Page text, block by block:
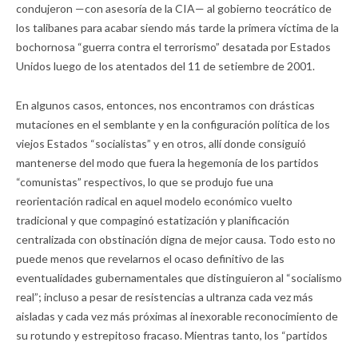
condujeron —con asesoría de la CIA— al gobierno teocrático de
los talibanes para acabar siendo más tarde la primera víctima de la
bochornosa “guerra contra el terrorismo” desatada por Estados
Unidos luego de los atentados del 11 de setiembre de 2001.
En algunos casos, entonces, nos encontramos con drásticas
mutaciones en el semblante y en la configuración política de los
viejos Estados “socialistas” y en otros, allí donde consiguió
mantenerse del modo que fuera la hegemonía de los partidos
“comunistas” respectivos, lo que se produjo fue una
reorientación radical en aquel modelo económico vuelto
tradicional y que compaginó estatización y planificación
centralizada con obstinación digna de mejor causa. Todo esto no
puede menos que revelarnos el ocaso definitivo de las
eventualidades gubernamentales que distinguieron al “socialismo
real”; incluso a pesar de resistencias a ultranza cada vez más
aisladas y cada vez más próximas al inexorable reconocimiento de
su rotundo y estrepitoso fracaso. Mientras tanto, los “partidos